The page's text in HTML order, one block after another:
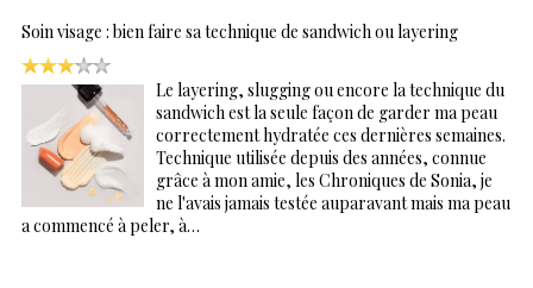
Soin visage : bien faire sa technique de sandwich ou layering
Le layering, slugging ou encore la technique du
sandwich est la seule façon de garder ma peau
correctement hydratée ces dernières semaines.
Technique utilisée depuis des années, connue
grâce à mon amie, les Chroniques de Sonia, je
ne l'avais jamais testée auparavant mais ma peau
a commencé à peler, à…